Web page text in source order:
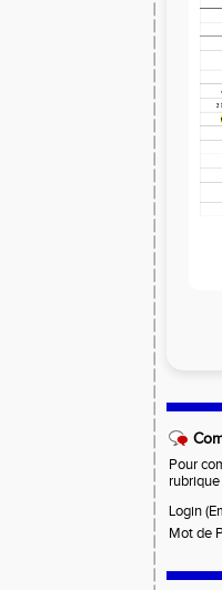
Pour
Login
Mot de